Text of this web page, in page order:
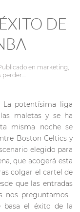
DE
Publicado en marketing
potentísima liga
maletas y se ha
misma noche se
Boston Celtics y
elegido para
que acogerá esta
colgar el cartel de
que las entradas
nos preguntamos…
basa el éxito de la